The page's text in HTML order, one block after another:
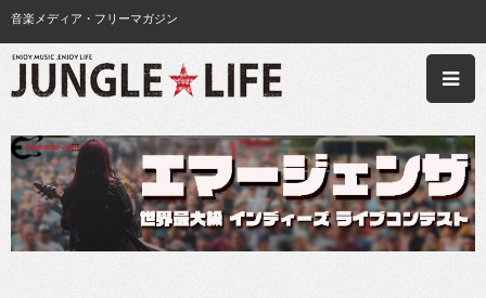
音楽メディア・フリーマガジン